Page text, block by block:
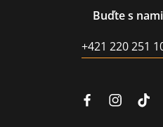
Buďte s
+421 220 251